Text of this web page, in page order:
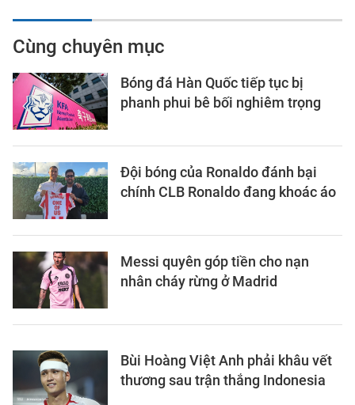
Cùng chuyên mục
Bóng đá Hàn Quốc tiếp tục bị
phanh phui bê bối nghiêm trọng
Đội bóng của Ronaldo đánh bại
chính CLB Ronaldo đang khoác áo
Messi quyên góp tiền cho nạn
nhân cháy rừng ở Madrid
Bùi Hoàng Việt Anh phải khâu vết
thương sau trận thắng Indonesia